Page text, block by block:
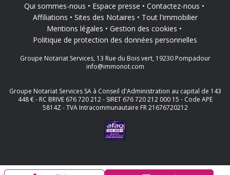
Qui sommes-nous Espace presse
Contactez-nous
Affiliations
Sites des Notaires
Tout l'immobilier
Mentions légales
Gestion des cookies
Politique de protection des données personnelles
Groupe Notariat Services, 13 Rue du Bois vert, 19230 Pompadour
info@immonot.com
Groupe Notariat Services SA à Conseil d'Administration au capital de 143
448 € - RC BRIVE 676 720 212 - SIRET 676 720 212 000 15 - Code APE
5814Z - TVA Intracommunautaire FR 21676720212